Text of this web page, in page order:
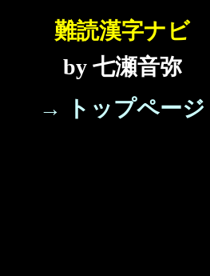
難読漢字ナビ
by 七瀬音弥
→ トップページ